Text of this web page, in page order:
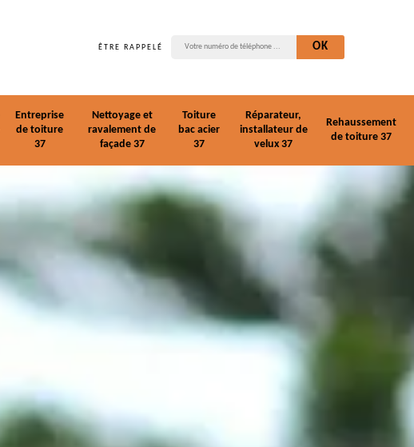
ÊTRE RAPPELÉ
Entreprise
de toiture
37
Nettoyage et
ravalement de
façade 37
Toiture
bac acier
37
Réparateur,
installateur de
velux 37
Rehaussement
de toiture 37